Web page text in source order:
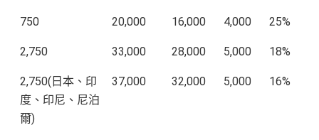
750 20,000 16,000 4,000 25%
2,750 33,000 28,000 5,000 18%
2,750(日本、印
度、印尼、尼泊
爾)
37,000 32,000 5,000 16%